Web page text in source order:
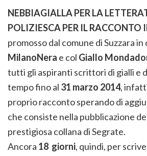
NEBBIAGIALLA PER LA
POLIZIESCA PER IL RACCONTO
promossodal comune di Suzzara
MilanoNera e col Giallo
tutti gli aspiranti scrittori di gialli e
tempo fino al 31 marzo 2014,
proprio racconto sperando di
che consiste nella pubblicazione
prestigiosa collana di Segrate.
Ancora 18 giorni, quindi, per